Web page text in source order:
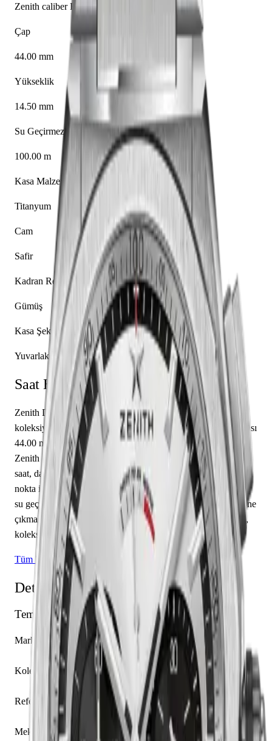
Zenith caliber El Primero 9004
Çap
44.00 mm
Yükseklik
14.50 mm
Su Geçirmezlik
100.00 m
Kasa Malzemesi
Titanyum
Cam
Safir
Kadran Rengi
Gümüş
Kasa Şekli
Yuvarlak
Saat Hakkında
Zenith Defy 95.9001.9004/01.M9000, markanın Defy
koleksiyonuna ait bir kol saati modelidir. Saatin titanyum kasası
44.00 mm çapa sahip olup safir cam kullanılmıştır. İçerisinde
Zenith caliber El Primero 9004 mekanizma yer almakta olup
saat, dakika sunmaktadır. Gümüş kadranı üzerinde çubuk /
nokta indeksler yer almaktadır. Teknik detaylarında 100.00 m
su geçirmezlik, 14.50 mm kasa yüksekliği, açık arka kapak öne
çıkmaktadır. Sınırlı üretim olarak piyasaya sunulan bu model,
koleksiyonerlerin ilgisini çekmektedir.
Tüm Zenith Modelleri
Detaylı Teknik Özellikler
Temel Bilgiler
Marka
Zenith
Koleksiyon
Defy
Referans
95.9001.9004/01.M9000
Mekanizma Adı